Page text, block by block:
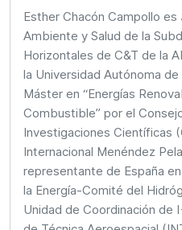
Esther Chacón Campollo
Ambiente y Salud de la
Horizontales de C&T de la
la Universidad Autónoma
Máster en “Energías
Combustible” por el
Investigaciones Científicas
Internacional Menéndez
representante de España
la Energía-Comité del
Unidad de Coordinación de